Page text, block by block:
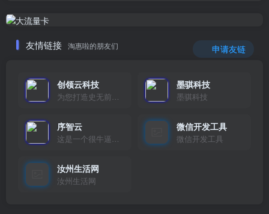
友情链接 淘惠啦的朋友们 申请友链
创领云科技
为您打造史无前例的应用产品带您认识新时代产品的创新
墨骐科技
墨骐科技
序智云
这是一个很牛逼的开发者，要开发找他准行！
微信开发工具
微信开发工具
汝州生活网
汝州生活网